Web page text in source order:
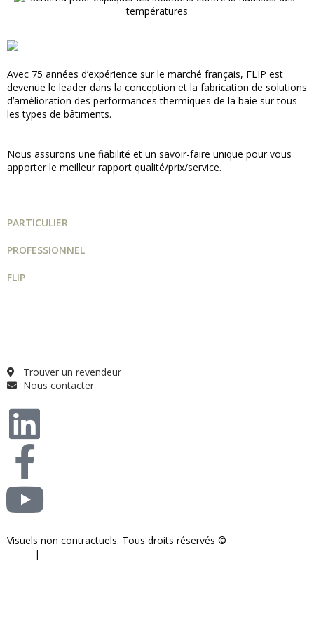
Avec 75 années d’expérience sur le marché français, FLIP est
devenue le leader dans la conception et la fabrication de solutions
d’amélioration des performances thermiques de la baie sur tous
les types de bâtiments.
Nous assurons une fiabilité et un savoir-faire unique pour vous
apporter le meilleur rapport qualité/prix/service.
PARTICULIER
PROFESSIONNEL
FLIP
Trouver un revendeur
Nous contacter
Visuels non contractuels. Tous droits réservés ©
|